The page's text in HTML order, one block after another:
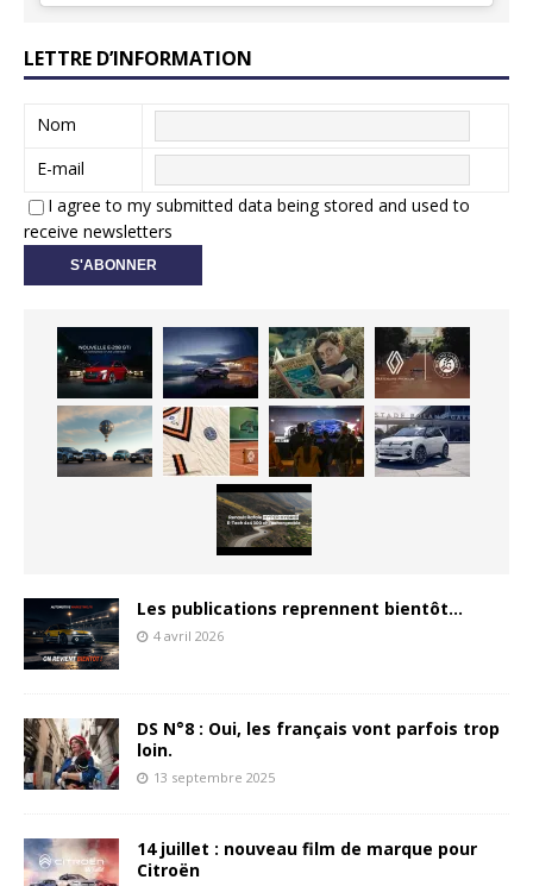
LETTRE D’INFORMATION
Nom
E-mail
I agree to my submitted data being stored and used to
receive newsletters
Les publications reprennent bientôt…
4 avril 2026
DS N°8 : Oui, les français vont parfois trop
loin.
13 septembre 2025
14 juillet : nouveau film de marque pour
Citroën